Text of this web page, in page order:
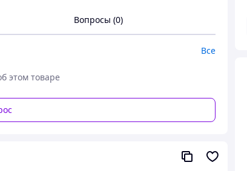
Вопросы (0)
Все
этом товаре